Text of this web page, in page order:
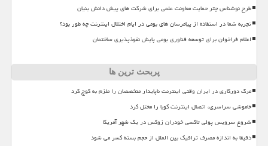
طرح نوشناس چتر حمایت معاونت علمی برای شرکت های پیش دانش بنیان
تجربه شما در استفاده از پیامرسان های بومی در ایام اختلال اینترنت چه طور بود؟
اعلام فراخوان برای توسعه فناوری بومی پایش نفوذپذیری ساختمان
پربحث ترین ها
مرگ دورکاری در ایران وقتی اینترنت ناپایدار متخصصان را ملزم به کوچ کرد
خاموشی سراسری، اتصال اینترنت کوبا را مختل کرد
شروع سرویس پولی تاکسی خودران زوکس در یک شهر آمریکا
دقیقا به اندازه مصرف ترافیک بین الملل از حجم بسته کسر می شود